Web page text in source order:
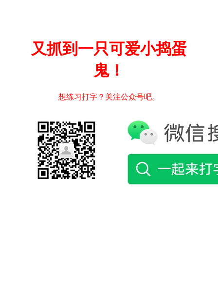
又抓到一只可爱小捣蛋
鬼！
想练习打字？关注公众号吧。